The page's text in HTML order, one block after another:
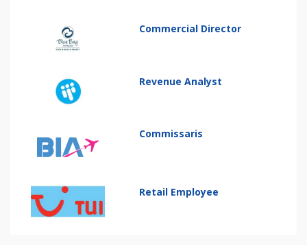
Commercial Director
Revenue Analyst
Commissaris
Retail Employee